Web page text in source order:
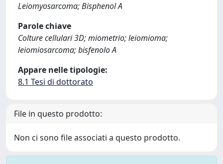
Leiomyosarcoma; Bisphenol A
Parole chiave
Colture cellulari 3D; miometrio; leiomioma;
leiomiosarcoma; bisfenolo A
Appare nelle tipologie:
8.1 Tesi di dottorato
File in questo prodotto:
Non ci sono file associati a questo prodotto.